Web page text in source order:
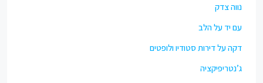
נווה צדק
עם יד על הלב
דקה על דירות סטודיו ולופטים
ג’נטריפיקציה